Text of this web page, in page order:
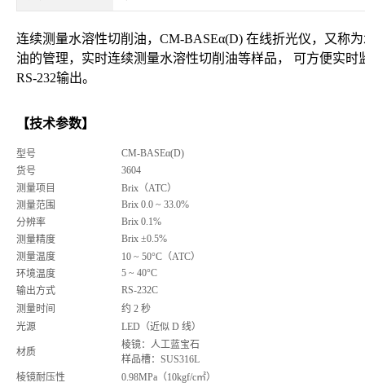
连续测 量水溶性切削油， CM-BASEα(D) 在线折光仪，又称
油的管理，实时连续测量水溶性切削油等样品， 可方便实
RS-232输出。
【技术参数】
型号
CM-BASEα(D)
货号
3604
测量项目
Brix（ATC）
测量范围
Brix 0.0 ~ 33.0%
分辨率
Brix 0.1%
测量精度
Brix ±0.5%
测量温度
10 ~ 50°C（ATC）
环境温度
5 ~ 40°C
输出方式
RS-232C
测量时间
约 2 秒
光源
LED（近似 D 线）
材质
棱镜：人工蓝宝石
样品槽：SUS316L
棱镜耐压性
0.98MPa（10kgf/c㎡）